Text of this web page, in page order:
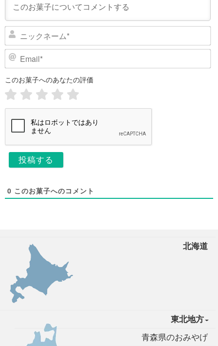
北海道
東北地方
青森県のおみやげ
ッ
ク
このお菓子へのあなたの評価
0 このお菓子へのコメント